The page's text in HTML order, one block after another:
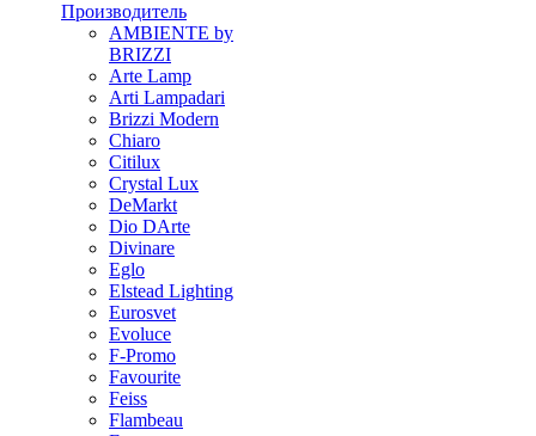
Производитель
AMBIENTE by
BRIZZI
Arte Lamp
Arti Lampadari
Brizzi Modern
Chiaro
Citilux
Crystal Lux
DeMarkt
Dio DArte
Divinare
Eglo
Elstead Lighting
Eurosvet
Evoluce
F-Promo
Favourite
Feiss
Flambeau